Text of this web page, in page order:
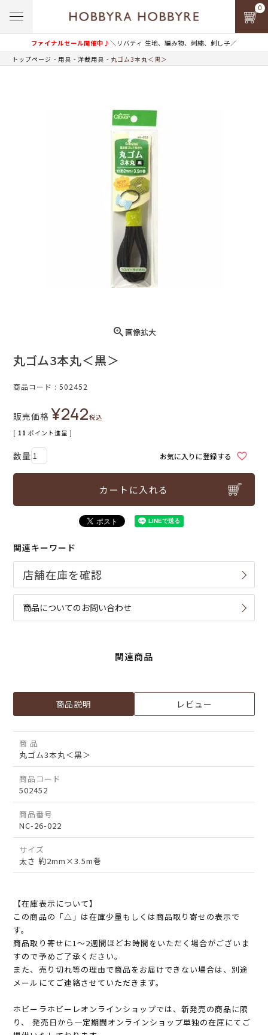
ファイナルセール開催中♪＼リバティ 生地、編み物、刺繍、刺し子／
0
トップページ 用具 洋裁用具 丸ゴム3本丸＜黒＞
画像拡大
丸ゴム3本丸＜黒＞
商品コード 502452
販売価格 ¥242税込
[ 11 ポイント進呈 ]
お気に入りに登録する
カートに入れる
関連キーワード
商品についてのお問い合わせ
関連商品
商品説明 レビュー
商 品
丸ゴム3本丸＜黒＞
商品コード
502452
商品番号
NC-26-022
サイズ
太さ 約2mm×3.5m巻
【在庫表示について】
この商品の「△」は在庫少量もしくは商品取り寄せの表示で
す。
商品取り寄せに1～2週間ほどお時間をいただく場合がございま
すので予めご了承ください。
また、売り切れ等の理由で商品をお届けできない場合は、別途
メールにてご連絡させていただきます。
ホビーラホビーレオンラインショップでは、新発売の商品に限
り、 発売日から一定期間オンラインショップ単独の在庫にてご